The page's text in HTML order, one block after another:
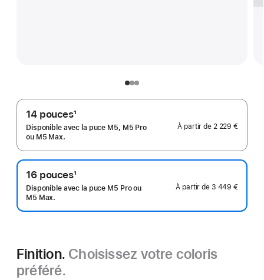
14 pouces
Note
de
bas
de
page
1
Disponible avec la puce M5, M5 Pro
ou M5 Max.
À partir de 2 229 €
16 pouces
Note
de
bas
1
Disponible avec la puce M5 Pro ou
M5 Max.
À partir de 3 449 €
Finition. Choisissez votre coloris
préféré.